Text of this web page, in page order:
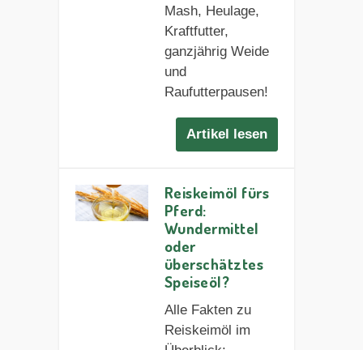
Mash, Heulage,
Kraftfutter,
ganzjährig Weide
und
Raufutterpausen!
Artikel lesen
Reiskeimöl fürs
Pferd:
Wundermittel
oder
überschätztes
Speiseöl?
Alle Fakten zu
Reiskeimöl im